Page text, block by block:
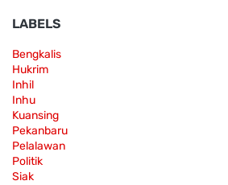
LABELS
Bengkalis
Hukrim
Inhil
Inhu
Kuansing
Pekanbaru
Pelalawan
Politik
Siak